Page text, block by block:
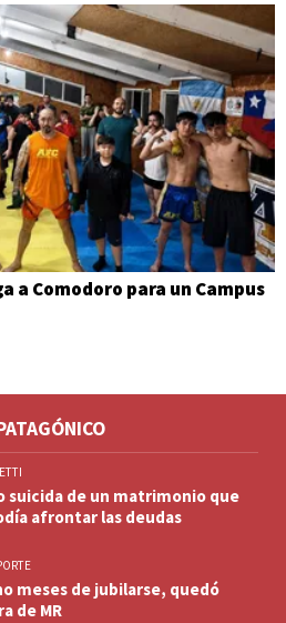
a Comodoro para un Campus
suicida de un matrimonio que
afrontar las deudas
meses de jubilarse, quedó
de MR